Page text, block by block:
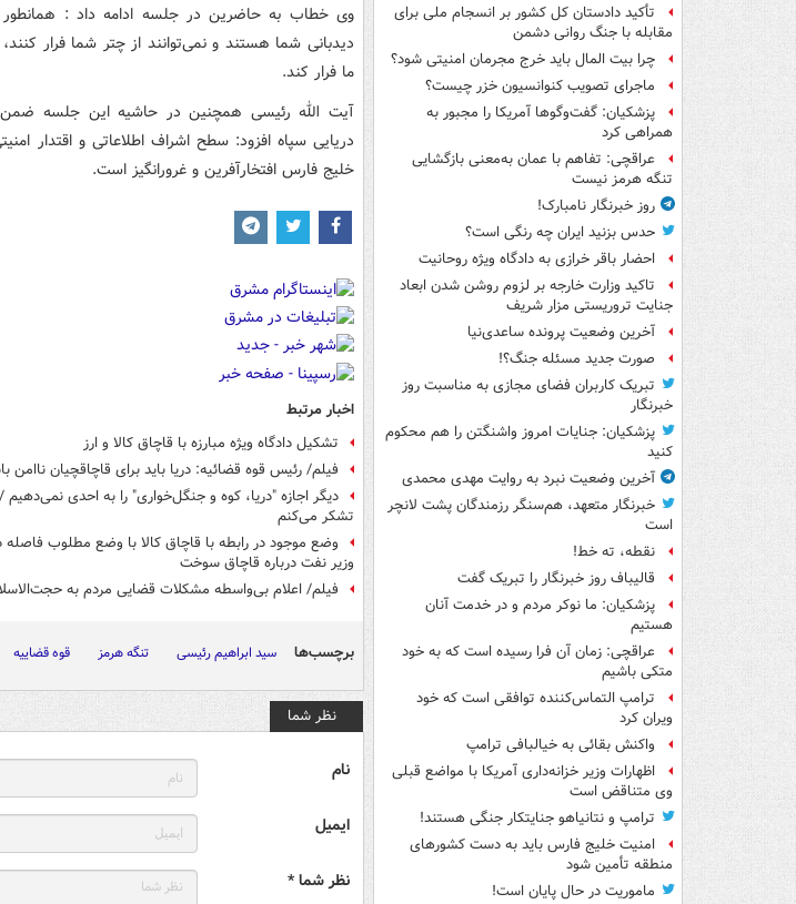
تأکید دادستان کل کشور بر انسجام ملی برای
مقابله با جنگ روانی دشمن
چرا بیت المال باید خرج مجرمان امنیتی شود؟
ماجرای تصویب کنوانسیون خزر چیست؟
پزشکیان: گفت‌وگوها آمریکا را مجبور به
همراهی کرد
عراقچی: تفاهم با عمان به‌معنی بازگشایی
تنگه هرمز نیست
روز خبرنگار نامبارک!
حدس بزنید ایران چه رنگی است؟
احضار باقر خرازی به دادگاه ویژه روحانیت
تاکید وزارت خارجه بر لزوم روشن شدن ابعاد
جنایت تروریستی مزار شریف
آخرین وضعیت پرونده ساعدی‌نیا
صورت جدید مسئله جنگ؟!
تبریک کاربران فضای مجازی به مناسبت روز
خبرنگار
پزشکیان: جنایات امروز واشنگتن را هم محکوم
کنید
آخرین وضعیت نبرد به روایت مهدی محمدی
خبرنگار متعهد، هم‌سنگر رزمندگان پشت لانچر
است
نقطه، ته خط!
قالیباف روز خبرنگار را تبریک گفت
پزشکیان: ما نوکر مردم و در خدمت آنان
هستیم
عراقچی: زمان آن فرا رسیده است که به خود
متکی باشیم
ترامپ التماس‌کننده توافقی است که خود
ویران کرد
واکنش بقائی به خیالبافی ترامپ
اظهارات وزیر خزانه‌داری آمریکا با مواضع قبلی
وی متناقض است
ترامپ و نتانیاهو جنایتکار جنگی هستند!
امنیت خلیج فارس باید به دست کشورهای
منطقه تأمین شود
ماموریت در حال پایان است!
وی خطاب به حاضرین در جلسه ادامه داد :
دیدبانی شما هستند و نمی‌توانند از چتر شما فرار
ما فرار کند.
آیت الله رئیسی همچنین در حاشیه این جلسه ضمن
دریایی سپاه افزود: سطح اشراف اطلاعاتی و اقتدار
خلیج فارس افتخارآفرین و غرورانگیز است.
اخبار مرتبط
تشکیل دادگاه ویژه مبارزه با قاچاق کالا و ارز
فیلم/ رئیس قوه قضائیه: دریا باید برای قاچاقچیان ناامن
دیگر اجازه ‌"دریا، کوه‌ و جنگل‌خواری" را به احدی نمی‌دهیم
تشکر می‌کنم
وضع موجود در رابطه با قاچاق کالا با وضع مطلوب فاصله
وزیر نفت درباره قاچاق سوخت
فیلم/ اعلام بی‌واسطه مشکلات قضایی مردم به
برچسب‌ها سید ابراهیم رئیسی تنگه هرمز قوه قضاییه
نظر شما
نام
ایمیل
نظر شما *